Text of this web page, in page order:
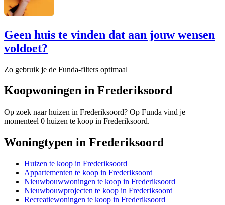
Geen huis te vinden dat aan jouw wensen
voldoet?
Zo gebruik je de Funda-filters optimaal
Koopwoningen in Frederiksoord
Op zoek naar huizen in Frederiksoord? Op Funda vind je
momenteel 0 huizen te koop in Frederiksoord.
Woningtypen in Frederiksoord
Huizen te koop in Frederiksoord
Appartementen te koop in Frederiksoord
Nieuwbouwwoningen te koop in Frederiksoord
Nieuwbouwprojecten te koop in Frederiksoord
Recreatiewoningen te koop in Frederiksoord